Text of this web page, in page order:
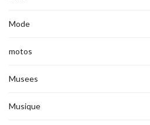
Mode
motos
Musees
Musique